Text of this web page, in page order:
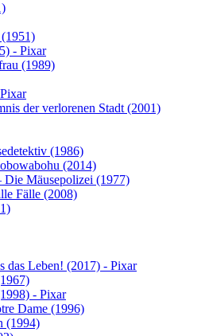
- Pixar
(1989)
der verlorenen Stadt (2001)
(1986)
(2014)
Die Mäusepolizei (1977)
Fälle (2008)
das Leben! (2017) - Pixar
- Pixar
Dame (1996)
(1994)